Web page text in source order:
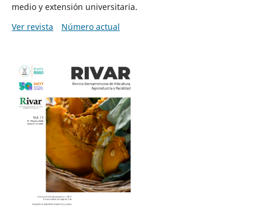
medio y extensión universitaria.
Ver revista
Número actual